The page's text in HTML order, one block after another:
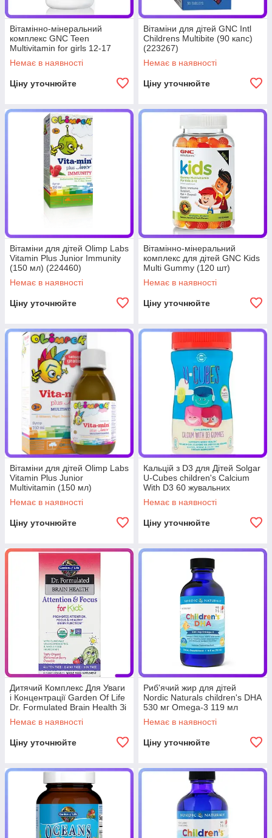
Вітамінно-мінеральний
комплекс GNC Teen
Multivitamin for girls 12-17
(120 кап) (223293)
Немає в наявності
Ціну уточнюйте
Вітаміни для дітей GNC Intl
Childrens Multibite (90 капс)
(223267)
Немає в наявності
Ціну уточнюйте
Вітаміни для дітей Olimp Labs
Vitamin Plus Junior Immunity
(150 мл) (224460)
Немає в наявності
Ціну уточнюйте
Вітамінно-мінеральний
комплекс для дітей GNC Kids
Multi Gummy (120 шт)
(223314)
Немає в наявності
Ціну уточнюйте
Вітаміни для дітей Olimp Labs
Vitamin Plus Junior
Multivitamin (150 мл)
(224461)
Немає в наявності
Ціну уточнюйте
Кальцій з D3 для Дітей Solgar
U-Cubes children's Calcium
With D3 60 жувальних
цукерок (233648)
Немає в наявності
Ціну уточнюйте
Дитячий Комплекс Для Уваги
і Концентрації Garden Of Life
Dr. Formulated Brain Health Зі
Смаком Кавуна 60 (234128)
Немає в наявності
Ціну уточнюйте
Риб'ячий жир для дітей
Nordic Naturals children's DHA
530 мг Omega-3 119 мл
(234765)
Немає в наявності
Ціну уточнюйте